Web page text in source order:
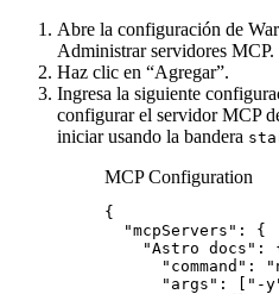
Abre la configuración de
Administrar servidores MCP.
Haz clic en “Agregar”.
Ingresa la siguiente
configurar el servidor MCP
iniciar usando la bandera
MCP Configuration
{
"mcpServers" : {
"Astro docs" :
"command" : "
"args" : [ " -y